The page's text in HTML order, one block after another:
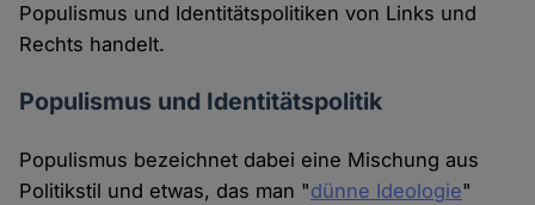
Populismus und Identitätspolitiken von Links und
Rechts handelt.
Populismus und Identitätspolitik
Populismus bezeichnet dabei eine Mischung aus
Politikstil und etwas, das man "dünne Ideologie"